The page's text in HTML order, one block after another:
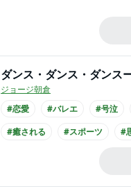
ダンス・ダンス・ダンス
ジョージ朝倉
#恋愛
#バレエ #号泣
#癒される
#スポーツ #